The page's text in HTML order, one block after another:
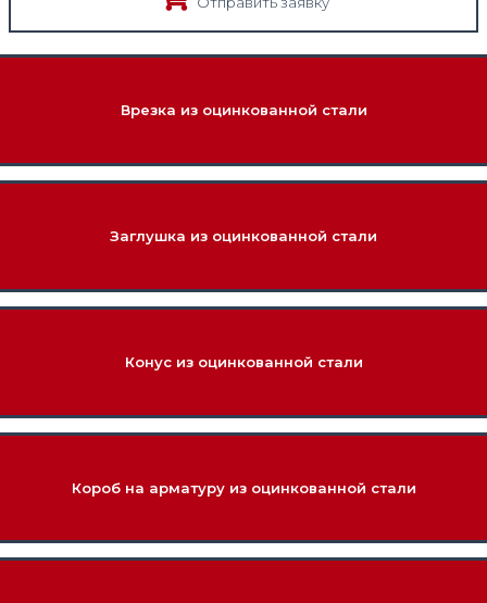
Врезка из оцинкованной стали
Заглушка из оцинкованной стали
Конус из оцинкованной стали
Короб на арматуру из оцинкованной стали